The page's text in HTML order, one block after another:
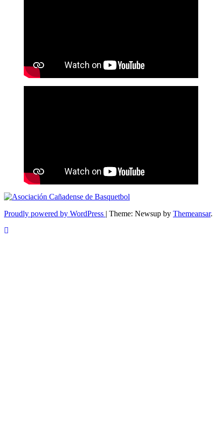
Proudly powered by WordPress | Theme: Newsup by Themeansar.